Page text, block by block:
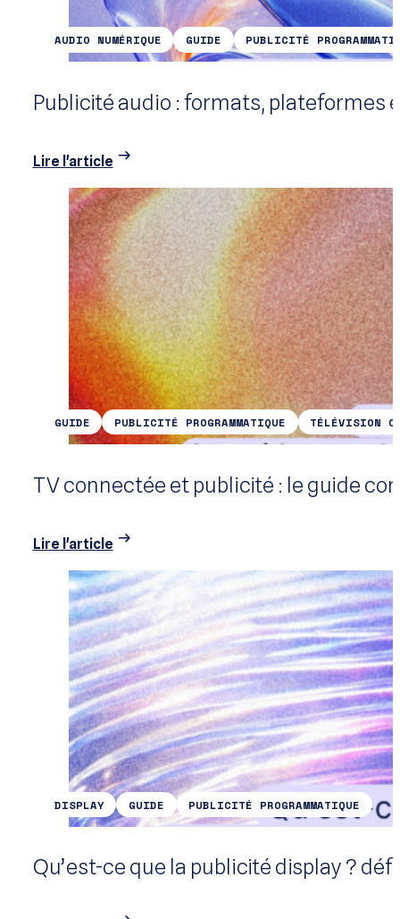
AUDIO NUMÉRIQUE GUIDE PUBLICITÉ
Publicité audio : formats, plateformes
Lire l'article
GUIDE PUBLICITÉ PROGRAMMATIQUE TÉLÉVISION
TV connectée et publicité : le guide
Lire l'article
DISPLAY GUIDE PUBLICITÉ PROGRAMMATIQUE
Qu’est-ce que la publicité display ?